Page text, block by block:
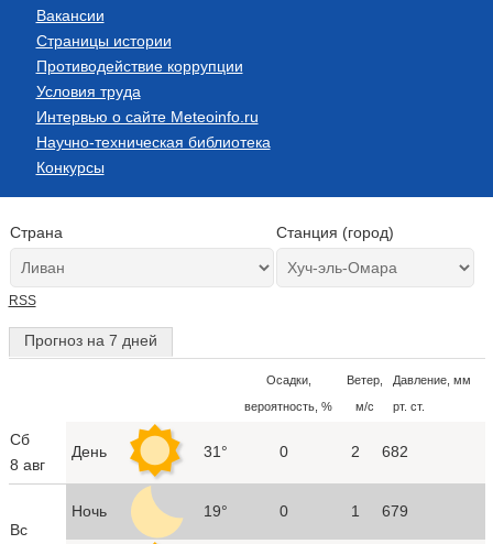
Вакансии
Страницы истории
Противодействие коррупции
Условия труда
Интервью о сайте Meteoinfo.ru
Научно-техническая библиотека
Конкурсы
Страна Станция (город)
RSS
Прогноз на 7 дней
Осадки,
вероятность, %
Ветер,
м/с
Давление, мм
рт. ст.
Сб
8 авг
День 31° 0 2 682
Вс
Ночь 19° 0 1 679